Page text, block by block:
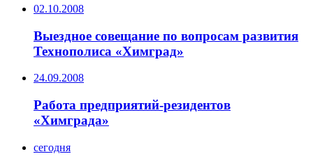
02.10.2008
Выездное совещание по вопросам развития
Технополиса «Химград»
24.09.2008
Работа предприятий-резидентов
«Химграда»
сегодня